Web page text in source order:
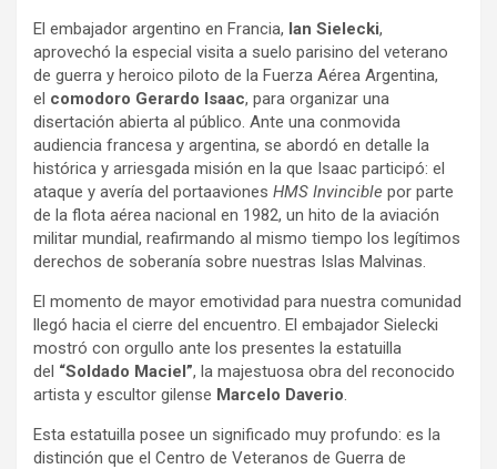
El embajador argentino en Francia, Ian Sielecki,
aprovechó la especial visita a suelo parisino del veterano
de guerra y heroico piloto de la Fuerza Aérea Argentina,
el comodoro Gerardo Isaac, para organizar una
disertación abierta al público. Ante una conmovida
audiencia francesa y argentina, se abordó en detalle la
histórica y arriesgada misión en la que Isaac participó: el
ataque y avería del portaaviones HMS Invincible por parte
de la flota aérea nacional en 1982, un hito de la aviación
militar mundial, reafirmando al mismo tiempo los legítimos
derechos de soberanía sobre nuestras Islas Malvinas.
El momento de mayor emotividad para nuestra comunidad
llegó hacia el cierre del encuentro. El embajador Sielecki
mostró con orgullo ante los presentes la estatuilla
del “Soldado Maciel”, la majestuosa obra del reconocido
artista y escultor gilense Marcelo Daverio.
Esta estatuilla posee un significado muy profundo: es la
distinción que el Centro de Veteranos de Guerra de